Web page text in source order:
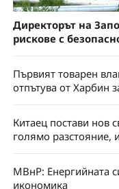
Директорът на
рискове с
Първият товарен
отпътува от Харбин
Китаец постави нов
голямо разстояние,
МВнР: Енергийната
икономика